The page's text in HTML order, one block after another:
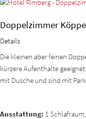
Doppelzimmer
Details
Die kleinen aber feinen
kürzere Aufenthalte
mit Dusche und sind mit
Ausstattung: 1